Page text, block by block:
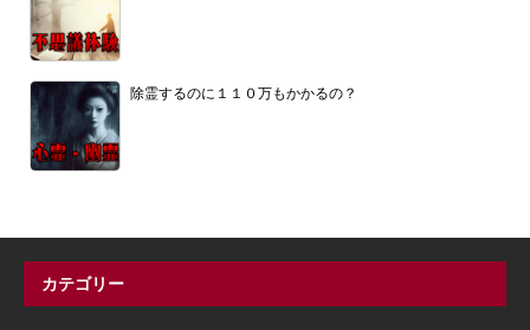
除霊するのに１１０万もかかるの？
カテゴリー